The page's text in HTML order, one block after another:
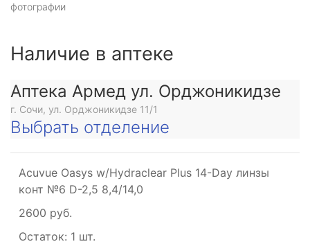
фотографии
Наличие в аптеке
Аптека Армед ул. Орджоникидзе
г. Сочи, ул. Орджоникидзе 11/1
Выбрать отделение
Acuvue Oasys w/Hydraclear Plus 14-Day линзы
конт №6 D-2,5 8,4/14,0
2600 руб.
Остаток: 1 шт.